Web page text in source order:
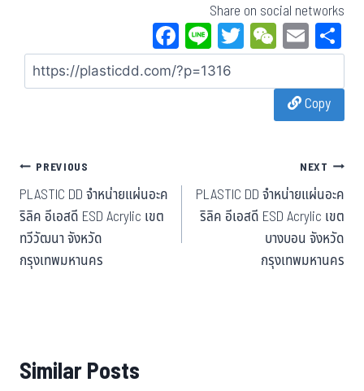
Share on social networks
Fa
ce
bo
Li
ne
T
wi
tt
W
eC
ha
t
E
m
ail
Copy
PREVIOUS
PLASTIC DD จำหน่ายแผ่นอะค
ริลิค อีเอสดี ESD Acrylic เขต
ทวีวัฒนา จังหวัด
กรุงเทพมหานคร
NEXT
PLASTIC DD จำหน่ายแผ่นอะค
ริลิค อีเอสดี ESD Acrylic เขต
บางบอน จังหวัด
กรุงเทพมหานคร
Similar Posts